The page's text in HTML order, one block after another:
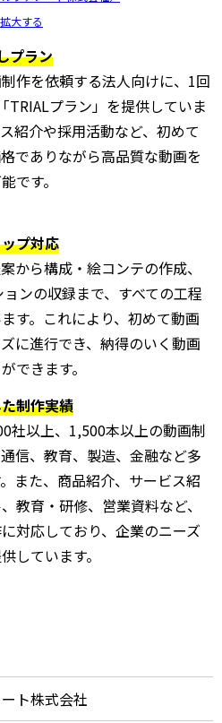
拡大する
プラン
作を依頼する法人向けに、1回
TRIALプラン」を提供していま
紹介や採用活動など、初めて
でありながら高品質な動画を
です。
プ対応
から構成・絵コンテの作成、
ンの収録まで、すべての工程
す。これにより、初めて動画
に進行でき、納得のいく動画
できます。
制作実績
社以上、1,500本以上の動画制
信、教育、製造、金融など多
また、商品紹介、サービス紹
教育・研修、営業資料など、
対応しており、企業のニーズ
しています。
ト株式会社